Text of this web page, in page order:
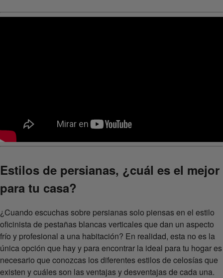
Estilos de persianas, ¿cuál es el mejor
para tu casa?
¿Cuando escuchas sobre persianas solo piensas en el estilo
oficinista de pestañas blancas verticales que dan un aspecto
frío y profesional a una habitación? En realidad, esta no es la
única opción que hay y para encontrar la ideal para tu hogar es
necesario que conozcas los diferentes estilos de celosías que
existen y cuáles son las ventajas y desventajas de cada una.